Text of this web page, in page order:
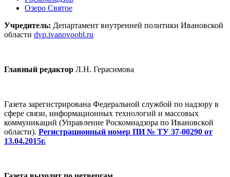
Озеро Святое
Учредитель: Департамент внутренней политики Ивановской
области dvp.ivanovoobl.ru
Главный редактор Л.Н. Герасимова
Газета зарегистрирована Федеральной службой по надзору в
сфере связи, информационных технологий и массовых
коммуникаций (Управление Роскомнадзора по Ивановской
области). Регистрационный номер ПИ № ТУ 37-00290 от
13.04.2015г.